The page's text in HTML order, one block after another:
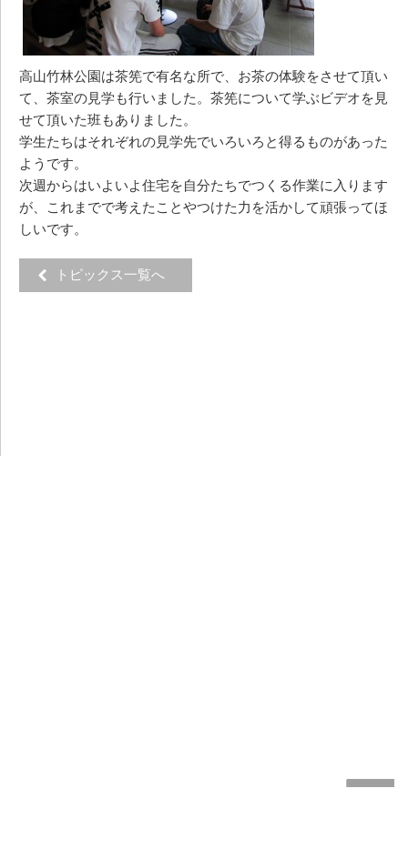
高山竹林公園は茶筅で有名な所で、お茶の体験をさせて頂い
て、茶室の見学も行いました。茶筅について学ぶビデオを見
せて頂いた班もありました。
学生たちはそれぞれの見学先でいろいろと得るものがあった
ようです。
次週からはいよいよ住宅を自分たちでつくる作業に入ります
が、これまでで考えたことやつけた力を活かして頑張ってほ
しいです。
トピックス一覧へ